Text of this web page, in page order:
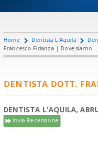
Home Dentista L'Aquila
Francesco Fidanza | Dove siamo
DENTISTA DOTT.
DENTISTA L'AQUILA,
Invia Recensione